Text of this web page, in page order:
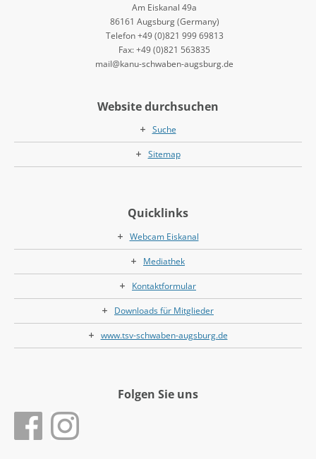
Am Eiskanal 49a
86161 Augsburg (Germany)
Telefon +49 (0)821 999 69813
Fax: +49 (0)821 563835
mail@kanu-schwaben-augsburg.de
Website durchsuchen
Suche
Sitemap
Quicklinks
Webcam Eiskanal
Mediathek
Kontaktformular
Downloads für Mitglieder
www.tsv-schwaben-augsburg.de
Folgen Sie uns